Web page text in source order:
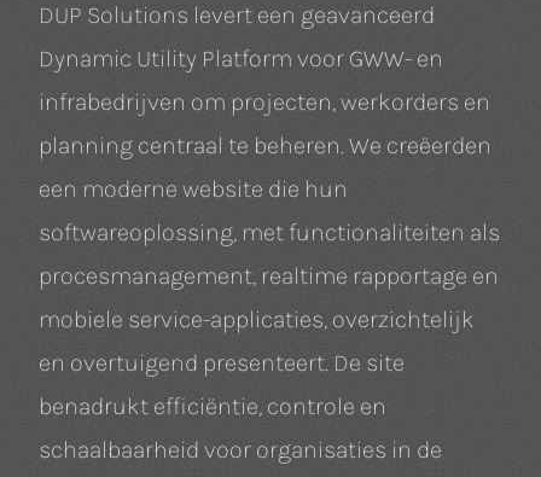
DUP Solutions levert een geavanceerd
Dynamic Utility Platform voor GWW- en
infrabedrijven om projecten, werkorders en
planning centraal te beheren. We creëerden
een moderne website die hun
softwareoplossing, met functionaliteiten als
procesmanagement, realtime rapportage en
mobiele service-applicaties, overzichtelijk
en overtuigend presenteert. De site
benadrukt efficiëntie, controle en
schaalbaarheid voor organisaties in de